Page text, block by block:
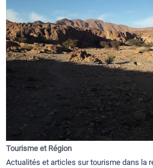
Tourisme et Région
Actualités et articles sur tourisme dans la